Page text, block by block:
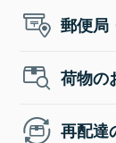
郵便局
荷物の
再配達